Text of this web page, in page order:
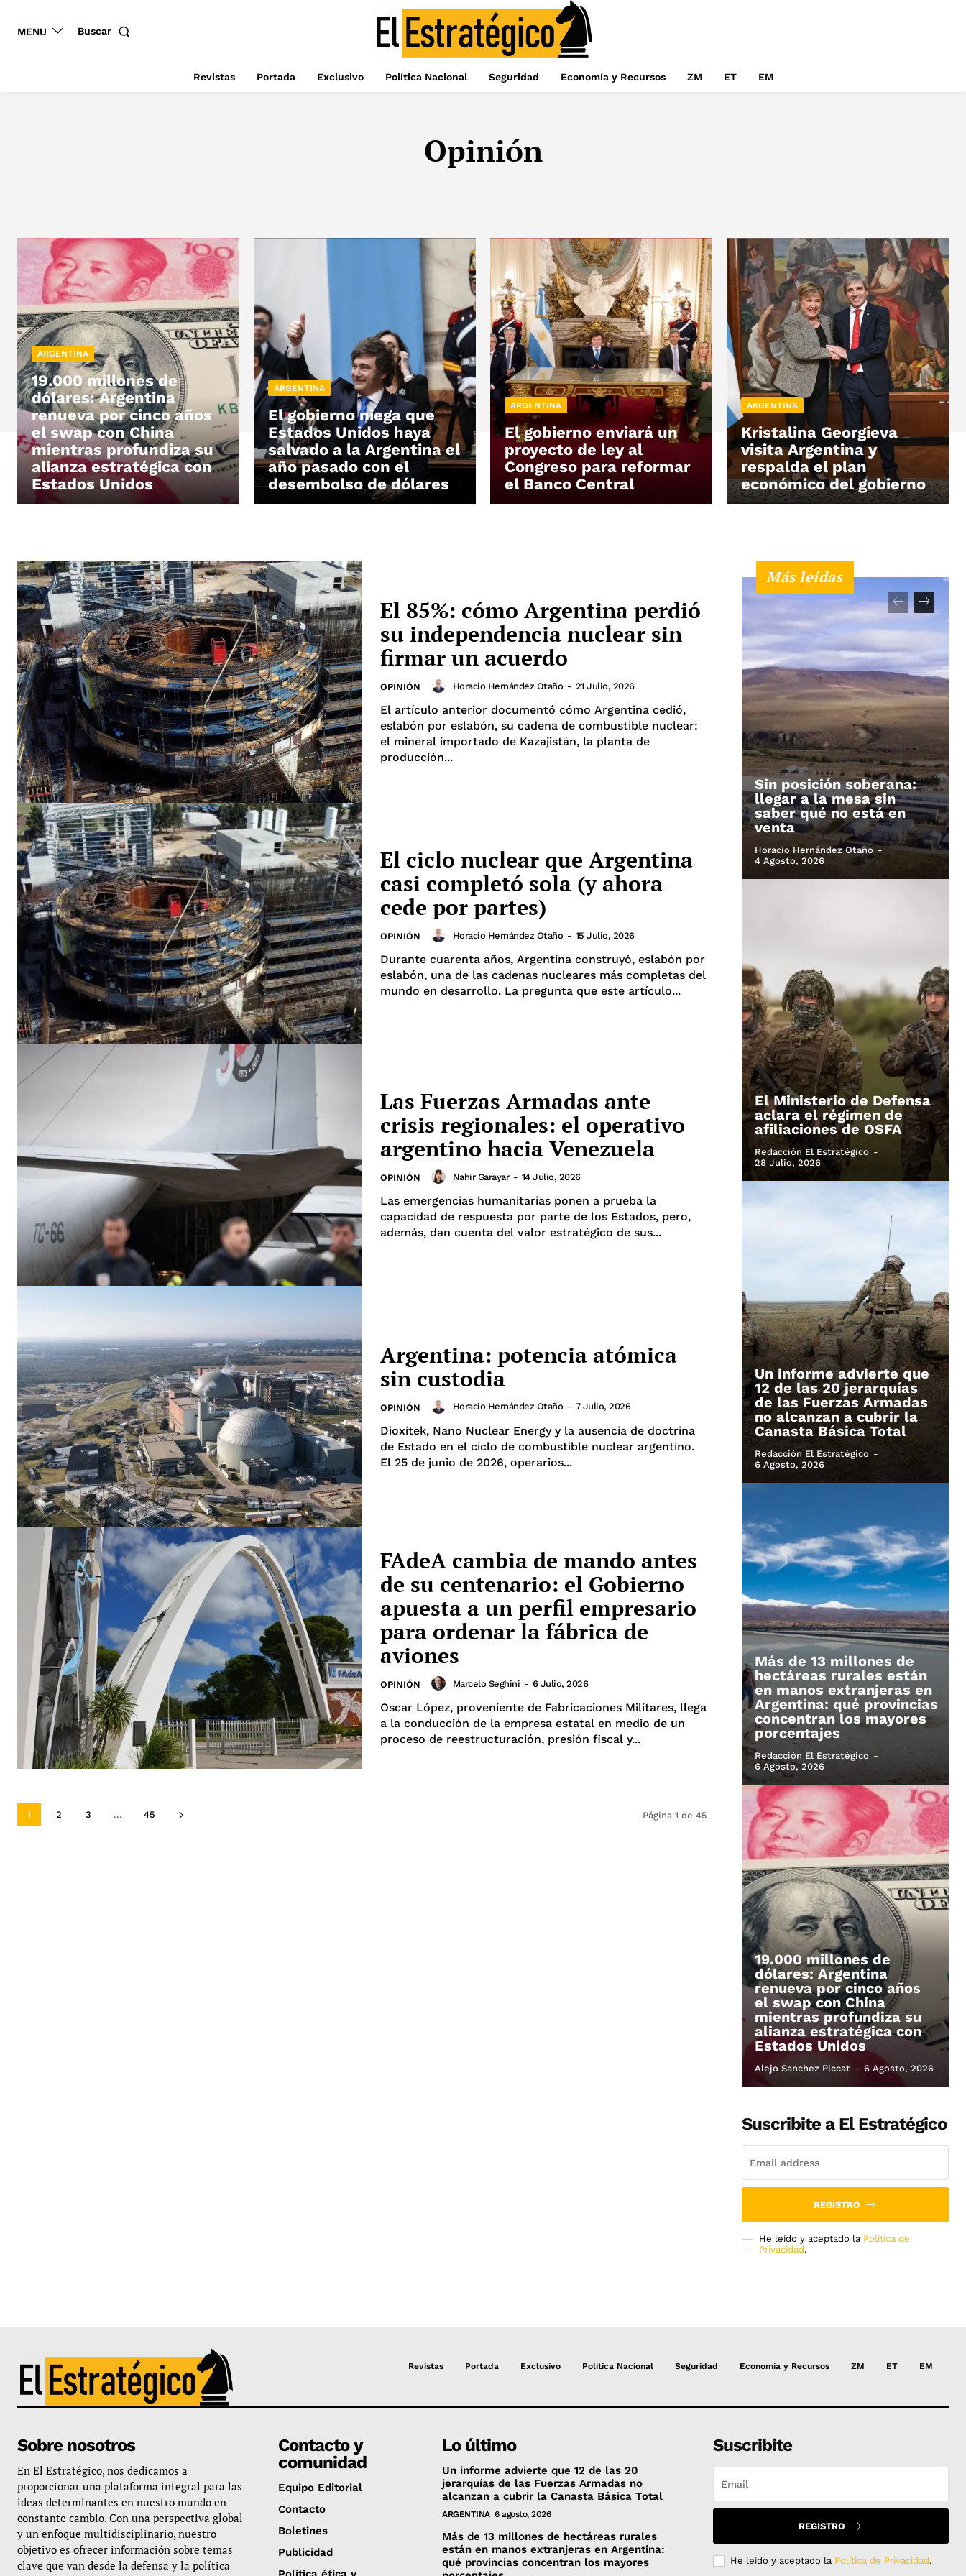
MENU Buscar
Revistas Portada Exclusivo Política Nacional Seguridad Economía y Recursos ZM ET EM
Opinión
ARGENTINA
19.000 millones de
dólares: Argentina
renueva por cinco años
el swap con China
mientras profundiza su
alianza estratégica con
Estados Unidos
ARGENTINA
El gobierno niega que
Estados Unidos haya
salvado a la Argentina el
año pasado con el
desembolso de dólares
ARGENTINA
El gobierno enviará un
proyecto de ley al
Congreso para reformar
el Banco Central
ARGENTINA
Kristalina Georgieva
visita Argentina y
respalda el plan
económico del gobierno
El 85%: cómo Argentina perdió
su independencia nuclear sin
firmar un acuerdo
OPINIÓN Horacio Hernández Otaño - 21 Julio, 2026
El artículo anterior documentó cómo Argentina cedió,
eslabón por eslabón, su cadena de combustible nuclear:
el mineral importado de Kazajistán, la planta de
producción...
El ciclo nuclear que Argentina
casi completó sola (y ahora
cede por partes)
OPINIÓN Horacio Hernández Otaño - 15 Julio, 2026
Durante cuarenta años, Argentina construyó, eslabón por
eslabón, una de las cadenas nucleares más completas del
mundo en desarrollo. La pregunta que este artículo...
Las Fuerzas Armadas ante
crisis regionales: el operativo
argentino hacia Venezuela
OPINIÓN Nahir Garayar - 14 Julio, 2026
Las emergencias humanitarias ponen a prueba la
capacidad de respuesta por parte de los Estados, pero,
además, dan cuenta del valor estratégico de sus...
Argentina: potencia atómica
sin custodia
OPINIÓN Horacio Hernández Otaño - 7 Julio, 2026
Dioxitek, Nano Nuclear Energy y la ausencia de doctrina
de Estado en el ciclo de combustible nuclear argentino.
El 25 de junio de 2026, operarios...
FAdeA cambia de mando antes
de su centenario: el Gobierno
apuesta a un perfil empresario
para ordenar la fábrica de
aviones
OPINIÓN Marcelo Seghini - 6 Julio, 2026
Oscar López, proveniente de Fabricaciones Militares, llega
a la conducción de la empresa estatal en medio de un
proceso de reestructuración, presión fiscal y...
1 2 3 ... 45 Página 1 de 45
Más leídas
Sin posición soberana:
llegar a la mesa sin
saber qué no está en
venta
Horacio Hernández Otaño -
4 Agosto, 2026
El Ministerio de Defensa
aclara el régimen de
afiliaciones de OSFA
Redacción El Estratégico -
28 Julio, 2026
Un informe advierte que
12 de las 20 jerarquías
de las Fuerzas Armadas
no alcanzan a cubrir la
Canasta Básica Total
Redacción El Estratégico -
6 Agosto, 2026
Más de 13 millones de
hectáreas rurales están
en manos extranjeras en
Argentina: qué provincias
concentran los mayores
porcentajes
Redacción El Estratégico -
6 Agosto, 2026
19.000 millones de
dólares: Argentina
renueva por cinco años
el swap con China
mientras profundiza su
alianza estratégica con
Estados Unidos
Alejo Sanchez Piccat - 6 Agosto, 2026
Suscribite a El Estratégico
REGISTRO
He leído y aceptado la Política de
Privacidad.
Revistas Portada Exclusivo Política Nacional Seguridad Economía y Recursos ZM ET EM
Sobre nosotros
En El Estratégico, nos dedicamos a
proporcionar una plataforma integral para las
ideas determinantes en nuestro mundo en
constante cambio. Con una perspectiva global
y un enfoque multidisciplinario, nuestro
objetivo es ofrecer información sobre temas
clave que van desde la defensa y la política
Contacto y
comunidad
Equipo Editorial
Contacto
Boletines
Publicidad
Lo último
Un informe advierte que 12 de las 20
jerarquías de las Fuerzas Armadas no
alcanzan a cubrir la Canasta Básica Total
ARGENTINA 6 agosto, 2026
Más de 13 millones de hectáreas rurales
están en manos extranjeras en Argentina:
qué provincias concentran los mayores
Suscribite
REGISTRO
He leído y aceptado la Política de Privacidad.